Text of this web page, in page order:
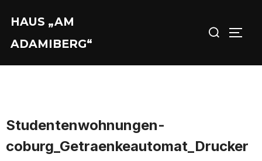
Inhalten
springen
HAUS „AM
ADAMIBERG“
nach:
Studentenwohnungen-
coburg_Getraenkeautomat_Drucker